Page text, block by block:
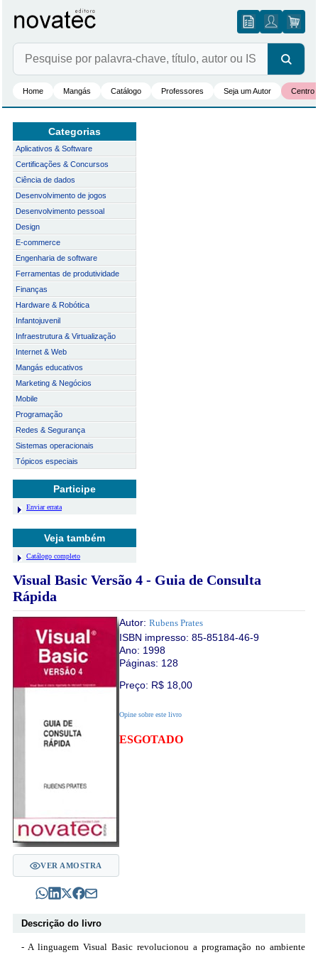
Home Mangás Catálogo Professores Seja um Autor Centro
Categorias
Aplicativos & Software
Certificações & Concursos
Ciência de dados
Desenvolvimento de jogos
Desenvolvimento pessoal
Design
E-commerce
Engenharia de software
Ferramentas de produtividade
Finanças
Hardware & Robótica
Infantojuvenil
Infraestrutura & Virtualização
Internet & Web
Mangás educativos
Marketing & Negócios
Mobile
Programação
Redes & Segurança
Sistemas operacionais
Tópicos especiais
Participe
Enviar errata
Veja também
Catálogo completo
Visual Basic Versão 4 - Guia de Consulta
Rápida
VER AMOSTRA
Autor: Rubens Prates
ISBN impresso: 85-85184-46-9
Ano: 1998
Páginas: 128
Preço: R$ 18,00
Opine sobre este livro
ESGOTADO
Descrição do livro
- A linguagem Visual Basic revolucionou a programação no ambiente